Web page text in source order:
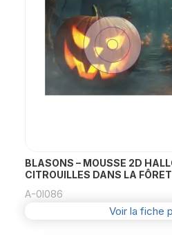
BLASONS – MOUSSE 2D
CITROUILLES DANS LA FÔRET
A-0l086
Voir la fiche